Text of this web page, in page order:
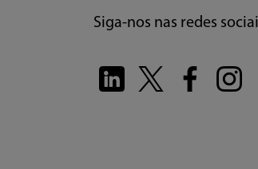
Siga-nos nas redes